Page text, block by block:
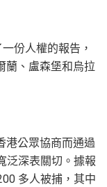
份人權的報告，
蘭、盧森堡和烏拉
港公眾協商而通過
泛深表關切。據報
多人被捕，其中